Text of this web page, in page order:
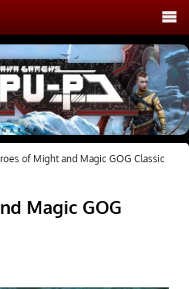
of Might and Magic GOG Classic
Magic GOG